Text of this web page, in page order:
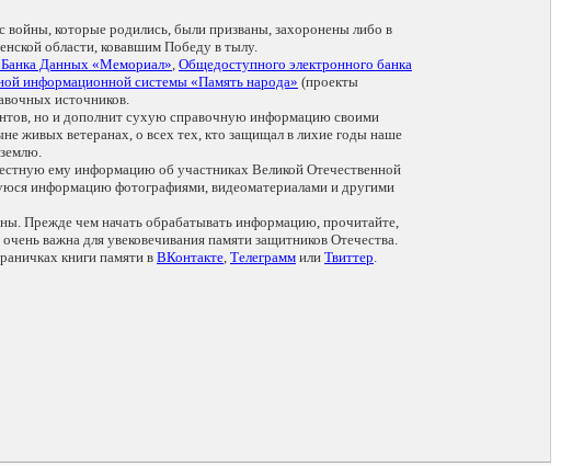
которые родились, были призваны, захоронены либо в
области, ковавшим Победу в тылу.
Данных «Мемориал», Общедоступного электронного банка
информационной системы «Память народа» (проекты
источников.
но и дополнит сухую справочную информацию своими
живых ветеранах, о всех тех, кто защищал в лихие годы наше
ему информацию об участниках Великой Отечественной
информацию фотографиями, видеоматериалами и другими
Прежде чем начать обрабатывать информацию, прочитайте,
важна для увековечивания памяти защитников Отечества.
книги памяти в ВКонтакте, Телеграмм или Твиттер.